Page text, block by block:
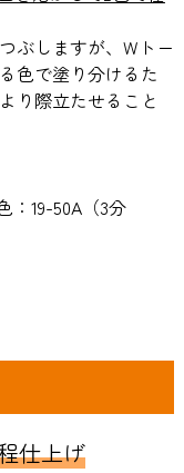
ぶしますが、Wトー
色で塗り分けるた
り際立たせること
：19-50A（3分
仕上げ